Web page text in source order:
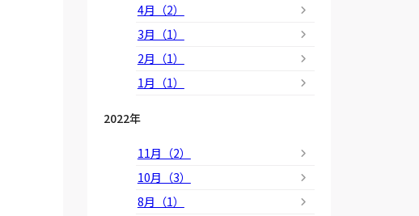
4月（2）
3月（1）
2月（1）
1月（1）
2022年
11月（2）
10月（3）
8月（1）